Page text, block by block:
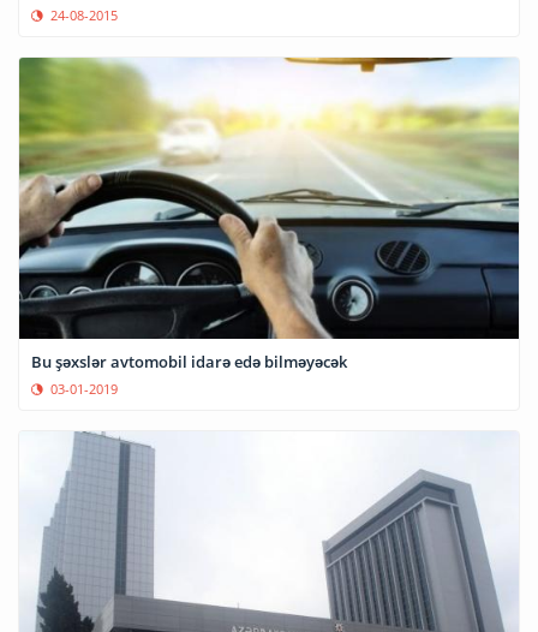
24-08-2015
Bu şəxslər avtomobil idarə edə bilməyəcək
03-01-2019